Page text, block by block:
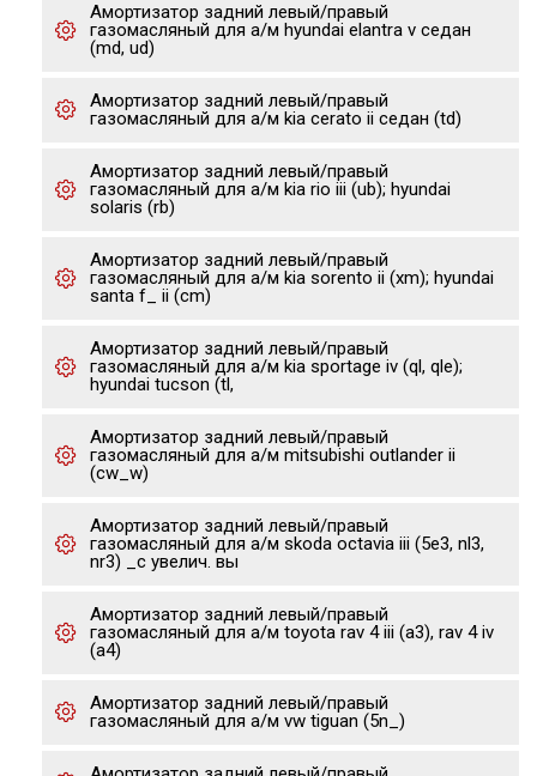
Амортизатор задний левый/правый
газомасляный для а/м hyundai elantra v седан
(md, ud)
Амортизатор задний левый/правый
газомасляный для а/м kia cerato ii седан (td)
Амортизатор задний левый/правый
газомасляный для а/м kia rio iii (ub); hyundai
solaris (rb)
Амортизатор задний левый/правый
газомасляный для а/м kia sorento ii (xm); hyundai
santa f_ ii (cm)
Амортизатор задний левый/правый
газомасляный для а/м kia sportage iv (ql, qle);
hyundai tucson (tl,
Амортизатор задний левый/правый
газомасляный для а/м mitsubishi outlander ii
(cw_w)
Амортизатор задний левый/правый
газомасляный для а/м skoda octavia iii (5e3, nl3,
nr3) _с увелич. вы
Амортизатор задний левый/правый
газомасляный для а/м toyota rav 4 iii (a3), rav 4 iv
(a4)
Амортизатор задний левый/правый
газомасляный для а/м vw tiguan (5n_)